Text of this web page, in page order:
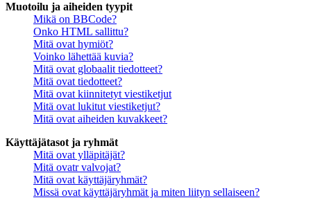
Muotoilu ja aiheiden tyypit
Mikä on BBCode?
Onko HTML sallittu?
Mitä ovat hymiöt?
Voinko lähettää kuvia?
Mitä ovat globaalit tiedotteet?
Mitä ovat tiedotteet?
Mitä ovat kiinnitetyt viestiketjut
Mitä ovat lukitut viestiketjut?
Mitä ovat aiheiden kuvakkeet?
Käyttäjätasot ja ryhmät
Mitä ovat ylläpitäjät?
Mitä ovatr valvojat?
Mitä ovat käyttäjäryhmät?
Missä ovat käyttäjäryhmät ja miten liityn sellaiseen?